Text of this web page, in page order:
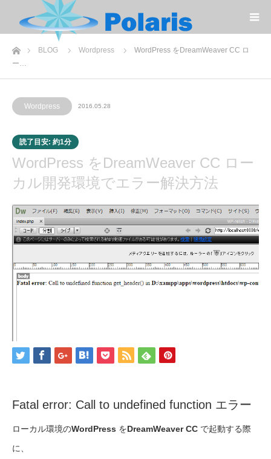
プ
ホームBLOG Wordpress
WordPress をDreamWeaver CC ロ
ー…
Wordpress 2016.05.28
読了目安: 約1分
WordPress をDreamWeaver CC ロー
カル開発環境でエラー解決方法
Fatal error: Call to undefined function エラー
ローカル環境のWordPress をDreamWeaver CC で起動する際
に、